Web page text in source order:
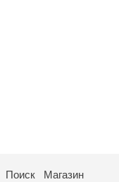
Поиск
Магазин